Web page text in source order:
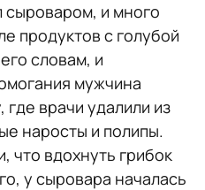
сыроваром, и много
продуктов с голубой
словам, и
мужчина
где врачи удалили из
наросты и полипы.
что вдохнуть грибок
у сыровара началась